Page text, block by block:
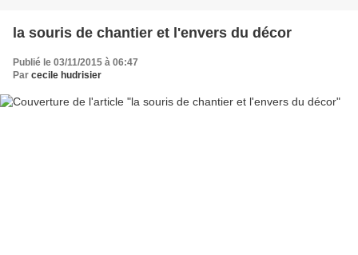
la souris de chantier et l'envers du décor
Publié le 03/11/2015 à 06:47
Par cecile hudrisier